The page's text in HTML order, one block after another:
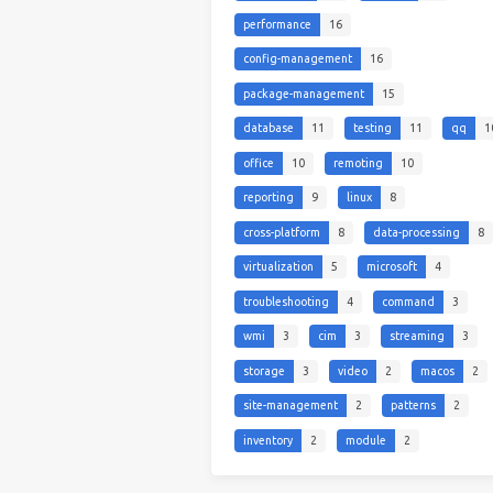
performance 16
config-management 16
package-management 15
database 11 testing 11 qq
office 10 remoting 10
reporting 9 linux 8
cross-platform 8 data-processing 8
virtualization 5 microsoft 4
troubleshooting 4 command 3
wmi 3 cim 3 streaming 3
storage 3 video 2 macos 2
site-management 2 patterns 2
inventory 2 module 2